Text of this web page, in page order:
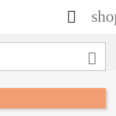

